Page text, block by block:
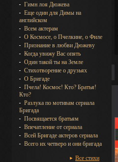
Гимн лоя Дюжева
Еще один для Димы на
английском
Всем актерам
О Космосе, о Пчелкине, о Филе
Признание в любви Дюжеву
Когда увижу Вас опять
Один такой ты на Земле
Стихотворение о друзьях
О Бригаде
Пчела! Космос! Кто? Братья!
Кто?
Разлука по мотивам сериала
Бригада
Посвящается братьям
Впечатление от сериала
Всей Бригаде актеров сериала
Всего их четверо и они бригада
Все стихи